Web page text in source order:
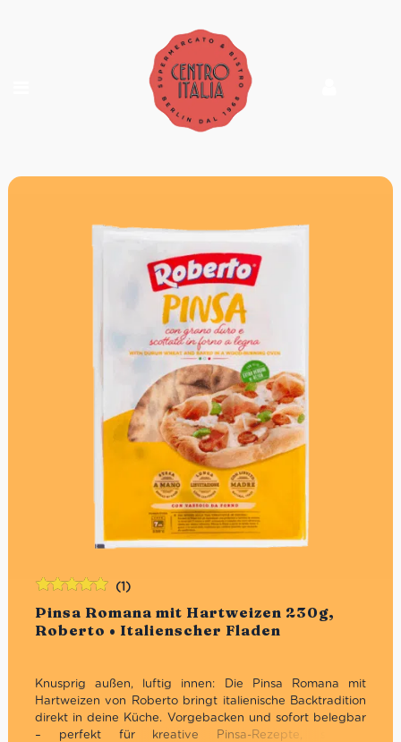
Pinsa Romana mit Hartweizen 230g,
Roberto • Italienscher Fladen
(1)
Knusprig außen, luftig innen: Die Pinsa Romana mit
Hartweizen von Roberto bringt italienische Backtradition
direkt in deine Küche. Vorgebacken und sofort belegbar
– perfekt für kreative Pinsa-Rezepte, schnelle
mit5.00 von
5